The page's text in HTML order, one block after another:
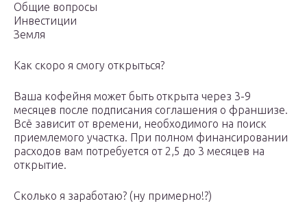
Общие вопросы
Инвестиции
Земля
Как скоро я смогу открыться?
Ваша кофейня может быть открыта через 3-9
месяцев после подписания соглашения о франшизе.
Всё зависит от времени, необходимого на поиск
приемлемого участка. При полном финансировании
расходов вам потребуется от 2,5 до 3 месяцев на
открытие.
Сколько я заработаю? (ну примерно!?)